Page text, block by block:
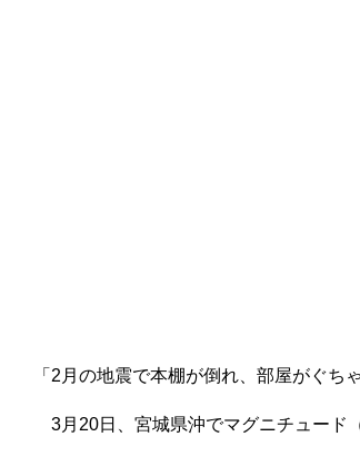
「2月の地震で本棚が倒れ、部屋がぐ
3月20日、宮城県沖でマグニチュード